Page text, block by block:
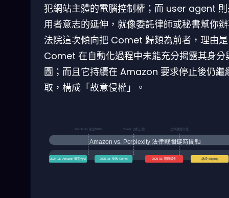
犯網站主體的電腦控制權；而 user agent
用者意志的延伸，就像委託律師或秘書幫你
法院這次傾向把 Comet 歸類為前者，理由是
Comet 在自動化過程中未能充分揭露其身分
圖；而且它持續在 Amazon 要求停止後仍繼
取，構成「故意侵權」。
Amazon vs. Perplexity 法律戰關鍵時間軸
2024-11: Amazon 發警告信 2025-08: 重啟 Comet 2026-03: 臨時禁令 訴訟 ongoing
Perplexity 估值$20B Comet 功能上線 法律風險升級